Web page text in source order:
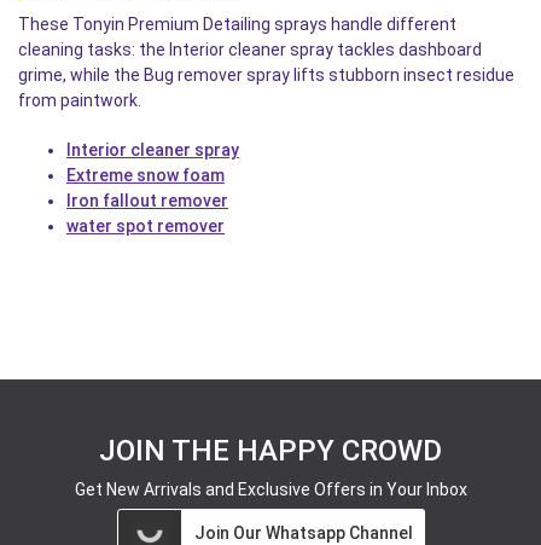
These Tonyin Premium Detailing sprays handle different
cleaning tasks: the Interior cleaner spray tackles dashboard
grime, while the Bug remover spray lifts stubborn insect residue
from paintwork.
Interior cleaner spray
Extreme snow foam
Iron fallout remover
water spot remover
JOIN THE HAPPY CROWD
Get New Arrivals and Exclusive Offers in Your Inbox
Join Our Whatsapp Channel